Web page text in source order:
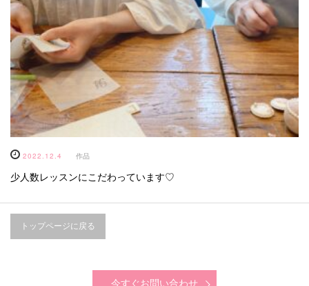
2022.12.4 作品
少人数レッスンにこだわっています♡
トップページに戻る
今すぐお問い合わせ